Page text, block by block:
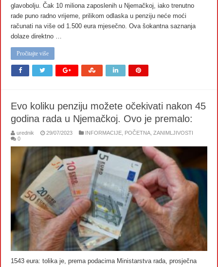
glavobolju. Čak 10 miliona zaposlenih u Njemačkoj, iako trenutno
rade puno radno vrijeme, prilikom odlaska u penziju neće moći
računati na više od 1.500 eura mjesečno. Ova šokantna saznanja
dolaze direktno …
Pročitajte više
Evo koliku penziju možete očekivati nakon 45
godina rada u Njemačkoj. Ovo je premalo:
urednik 29/07/2023 INFORMACIJE POČETNA ,ZANIMLJIVOSTI
0
1543 eura: tolika je, prema podacima Ministarstva rada, prosječna